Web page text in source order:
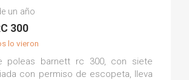
R.
(0)
un año
300
lo vieron
poleas barnett rc 300, con siete
con permiso de escopeta, lleva